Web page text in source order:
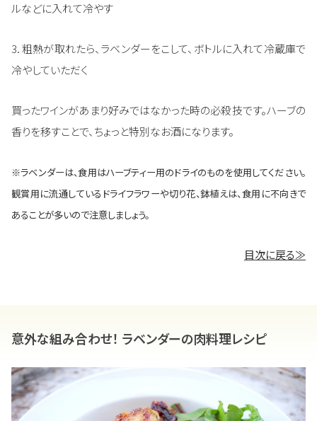
ルなどに入れて冷やす
3. 粗熱が取れたら、ラベンダーをこして、ボトルに入れて冷蔵庫で
冷やしていただく
買ったワインがあまり好みではなかった時の必殺技です。ハーブの
香りを移すことで、ちょっと特別なお酒になります。
※ラベンダーは、食用はハーブティー用のドライのものを使用してください。
観賞用に流通しているドライフラワーや切り花、鉢植えは、食用に不向きで
あることが多いので注意しましょう。
目次に戻る≫
意外な組み合わせ！ ラベンダーの肉料理レシピ